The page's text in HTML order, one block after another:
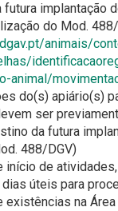
futura implantação
do Mod.
animais/
animal/
do(s) apiário(s)
ser
da futura
488/DGV)
início de
úteis para
existências na